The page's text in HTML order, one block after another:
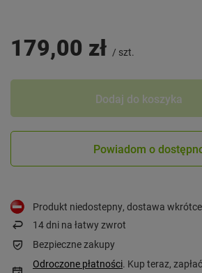
179,00 zł / szt.
Dodaj do koszyka
Powiadom o
Produkt niedostepny, dostawa wkrótce
14dni na łatwy zwrot
Bezpieczne zakupy
Odroczone płatności. Kup teraz,